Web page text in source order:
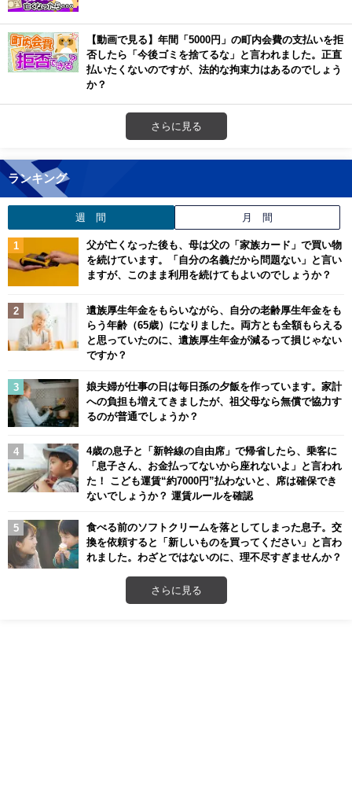
【動画で見る】年間「5000円」の町内会費の支払いを拒
否したら「今後ゴミを捨てるな」と言われました。正直
払いたくないのですが、法的な拘束力はあるのでしょう
か？
さらに見る
ランキング
週 間 月 間
父が亡くなった後も、母は父の「家族カード」で買い物
を続けています。「自分の名義だから問題ない」と言い
ますが、このまま利用を続けてもよいのでしょうか？
遺族厚生年金をもらいながら、自分の老齢厚生年金をも
らう年齢（65歳）になりました。両方とも全額もらえる
と思っていたのに、遺族厚生年金が減るって損じゃない
ですか？
娘夫婦が仕事の日は毎日孫の夕飯を作っています。家計
への負担も増えてきましたが、祖父母なら無償で協力す
るのが普通でしょうか？
4歳の息子と「新幹線の自由席」で帰省したら、乗客に
「息子さん、お金払ってないから座れないよ」と言われ
た！ こども運賃“約7000円”払わないと、席は確保でき
ないでしょうか？ 運賃ルールを確認
食べる前のソフトクリームを落としてしまった息子。交
換を依頼すると「新しいものを買ってください」と言わ
れました。わざとではないのに、理不尽すぎませんか？
さらに見る